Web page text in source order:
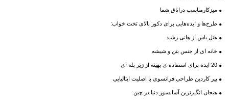
میزکارمناسب دراتاق شما
طرح‌ها و ایده‌هایی برای دکور بالای تخت خواب:
هتل یاس از هانی رشید
خانه ای از جنس بتن و شیشه
20 ایده برای استفاده ی بهینه از زیر پله ای
پير کاردين طراحي فرانسوي با اصليت ايتاليايي
هیجان انگیزترين آسانسور دنيا در چين